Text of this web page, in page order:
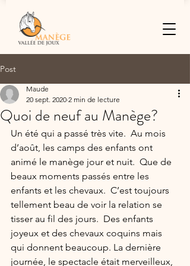
Post
Quoi de neuf au Manège?
Maude
20 sept. 2020 2 min de lecture
Un été qui a passé très vite.  Au mois
d’août, les camps des enfants ont
animé le manège jour et nuit.  Que de
beaux moments passés entre les
enfants et les chevaux.  C’est toujours
tellement beau de voir la relation se
tisser au fil des jours.  Des enfants
joyeux et des chevaux coquins mais
qui donnent beaucoup. La dernière
journée, le spectacle était merveilleux,